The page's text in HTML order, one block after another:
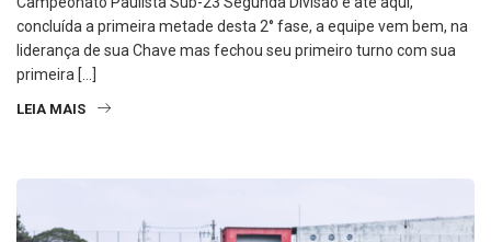
Campeonato Paulista Sub-23 Segunda Divisão e até aqui,
concluída a primeira metade desta 2° fase, a equipe vem bem, na
liderança de sua Chave mas fechou seu primeiro turno com sua
primeira […]
LEIA MAIS